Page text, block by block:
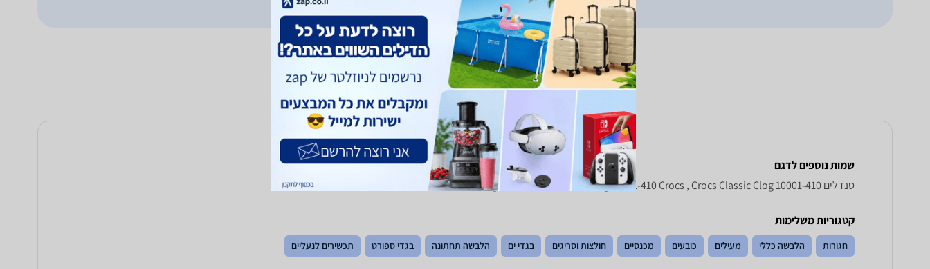
שמות נוספים לדגם
‏סנדלים Crocs Classic Clog 10001 - 410, Classic Clog 10001-410 Crocs , Crocs Classic Clog 10001-410
קטגוריות משלימות
חגורות הלבשה כללי מעילים כובעים מכנסיים חולצות וסריגים בגדי ים הלבשה תחתונה בגדי ספורט תכשירים לנעליים